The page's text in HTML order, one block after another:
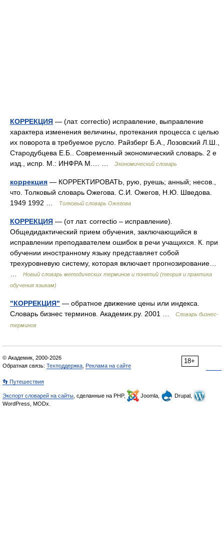
КОРРЕКЦИЯ — (лат. correctio) исправление, выправление
характера изменения величины, протекания процесса с целью
их поворота в требуемое русло. Райзберг Б.А., Лозовский Л.Ш.,
Стародубцева Е.Б.. Современный экономический словарь. 2 е
изд., испр. М.: ИНФРА М.… …
Экономический словарь
коррекция — КОРРЕКТИРОВАТЬ, рую, руешь; анный; несов.,
что. Толковый словарь Ожегова. С.И. Ожегов, Н.Ю. Шведова.
1949 1992 …
Толковый словарь Ожегова
КОРРЕКЦИЯ — (от лат. correctio – исправление).
Общедидактический прием обучения, заключающийся в
исправлении преподавателем ошибок в речи учащихся. К. при
обучении иностранному языку представляет собой
трехуровневую систему, которая включает прогнозирование…
Новый словарь методических терминов и понятий (теория и практика
обучения языкам)
"КОРРЕКЦИЯ" — обратное движение цены или индекса.
Словарь бизнес терминов. Академик.ру. 2001 …
Словарь бизнес-
терминов
18+
© Академик, 2000-2026
Обратная связь: Техподдержка Реклама на сайте
👣 Путешествия
Экспорт словарей на сайты , сделанные на PHP, Joomla,
Drupal,
WordPress, MODx.